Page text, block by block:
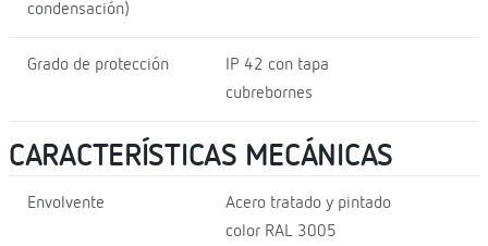
condensación)
Grado de protección
IP 42 con tapa
cubrebornes
CARACTERÍSTICAS MECÁNICAS
Envolvente
Acero tratado y pintado
color RAL 3005